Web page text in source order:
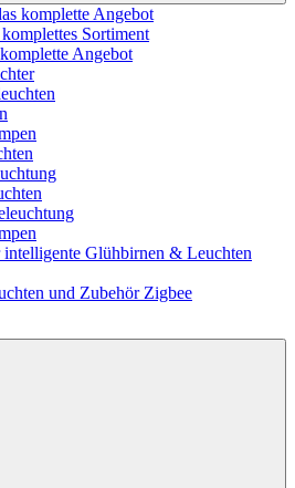
komplette Angebot
Sortiment
Angebot
intelligente Glühbirnen & Leuchten
und Zubehör Zigbee